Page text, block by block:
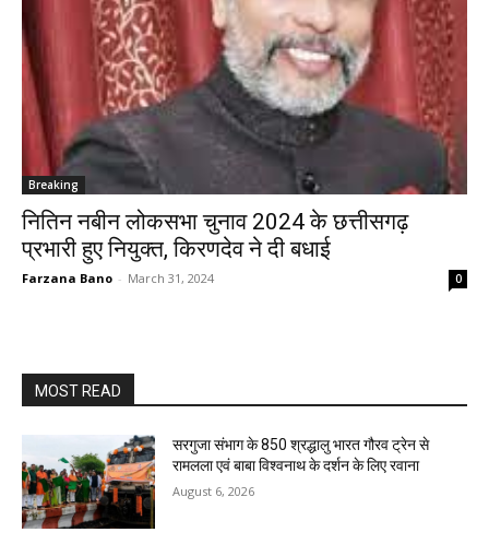
Breaking
नितिन नबीन लोकसभा चुनाव 2024 के छत्तीसगढ़
प्रभारी हुए नियुक्त, किरणदेव ने दी बधाई
Farzana Bano - March 31, 2024 0
MOST READ
सरगुजा संभाग के 850 श्रद्धालु भारत गौरव ट्रेन से
रामलला एवं बाबा विश्वनाथ के दर्शन के लिए रवाना
August 6, 2026